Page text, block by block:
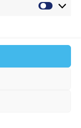
confidentialité